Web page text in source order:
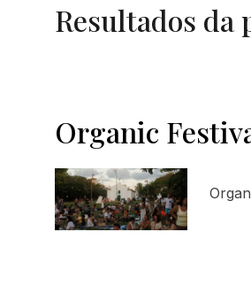
Resultados da
Organic